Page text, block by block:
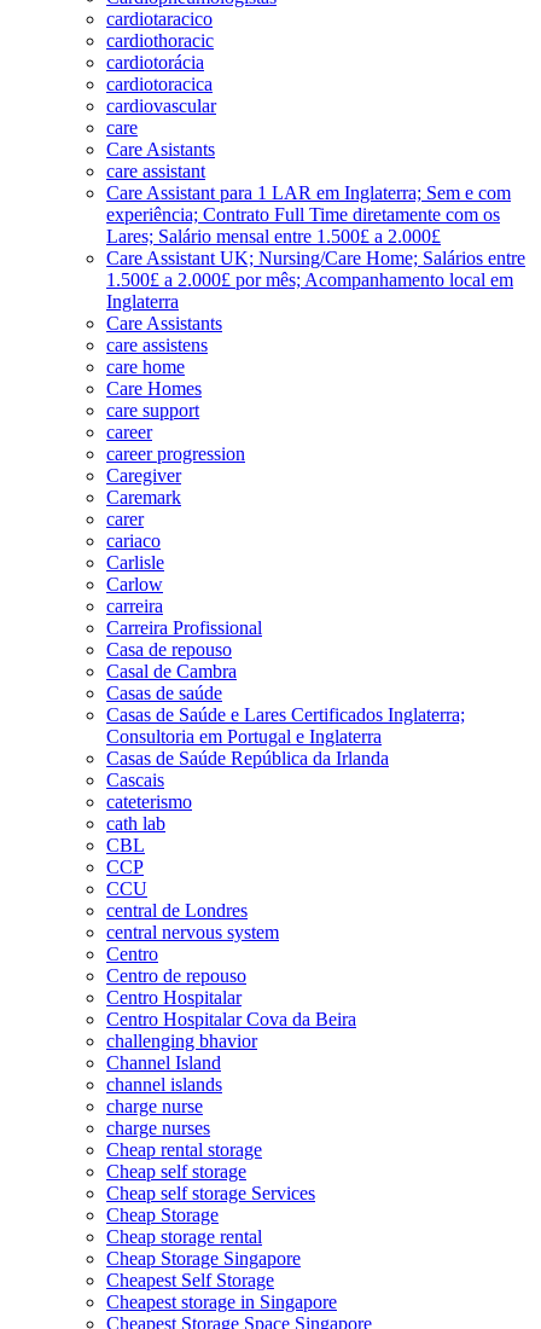
cardiotaracico
cardiothoracic
cardiotorácia
cardiotoracica
cardiovascular
care
Care Asistants
care assistant
Care Assistant para 1 LAR em Inglaterra; Sem e com
experiência; Contrato Full Time diretamente com os
Lares; Salário mensal entre 1.500£ a 2.000£
Care Assistant UK; Nursing/Care Home; Salários entre
1.500£ a 2.000£ por mês; Acompanhamento local em
Inglaterra
Care Assistants
care assistens
care home
Care Homes
care support
career
career progression
Caregiver
Caremark
carer
cariaco
Carlisle
Carlow
carreira
Carreira Profissional
Casa de repouso
Casal de Cambra
Casas de saúde
Casas de Saúde e Lares Certificados Inglaterra;
Consultoria em Portugal e Inglaterra
Casas de Saúde República da Irlanda
Cascais
cateterismo
cath lab
CBL
CCP
CCU
central de Londres
central nervous system
Centro
Centro de repouso
Centro Hospitalar
Centro Hospitalar Cova da Beira
challenging bhavior
Channel Island
channel islands
charge nurse
charge nurses
Cheap rental storage
Cheap self storage
Cheap self storage Services
Cheap Storage
Cheap storage rental
Cheap Storage Singapore
Cheapest Self Storage
Cheapest storage in Singapore
Cheapest Storage Space Singapore